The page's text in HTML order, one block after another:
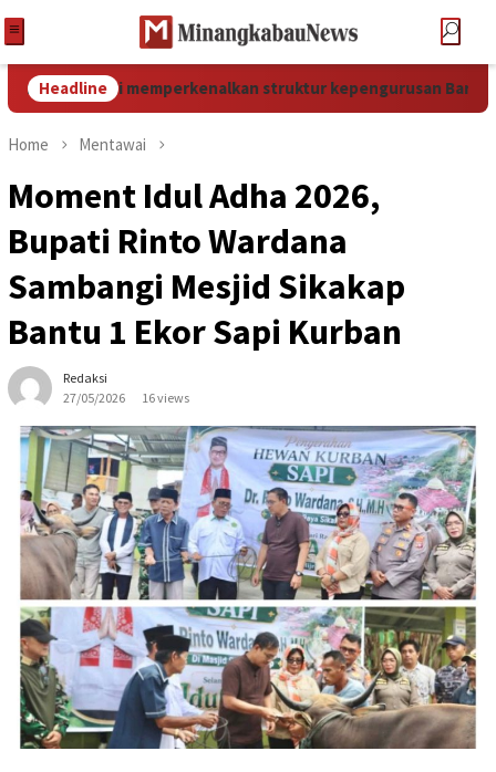
Headlinememperkenalkan struktur kepengurusan Baru
Home Mentawai
Moment Idul Adha 2026,
Bupati Rinto Wardana
Sambangi Mesjid Sikakap
Bantu 1 Ekor Sapi Kurban
Redaksi
27/05/2026
16 views